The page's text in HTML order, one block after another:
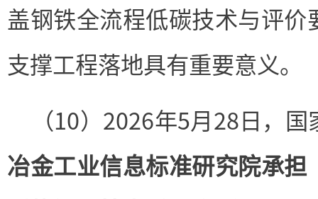
盖钢铁全流程低碳技术与评价
支撑工程落地具有重要意义。
（10）2026年5月28日，
冶金工业信息标准研究院承